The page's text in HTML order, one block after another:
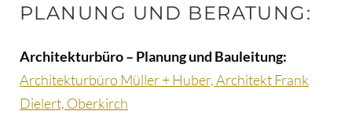
PLANUNG UND BERATUNG:
Architekturbüro – Planung und Bauleitung:
Architekturbüro Müller + Huber, Architekt Frank
Dielert, Oberkirch